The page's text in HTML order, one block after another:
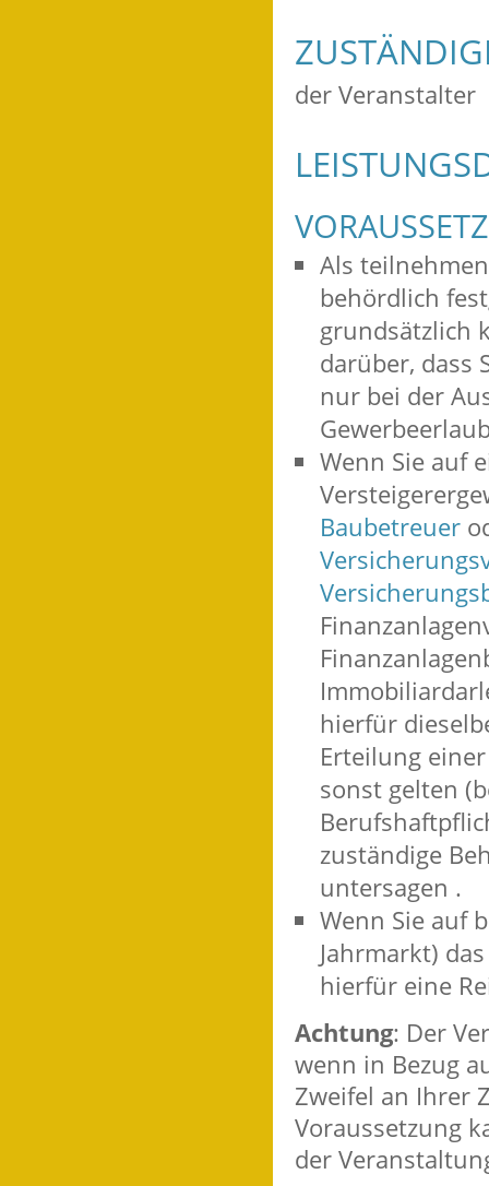
der Veranstalter
Als
behördlich
grundsätzlich
darüber, dass
nur bei der
Wenn Sie auf
Baubetreuer
hierfür
Erteilung
sonst gelten
zuständige
untersagen .
Wenn Sie auf
Jahrmarkt)
hierfür eine
Achtung: Der
wenn in Bezug
Zweifel an Ihrer
Voraussetzung
der